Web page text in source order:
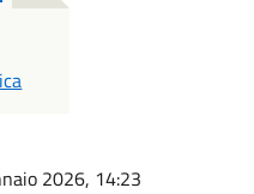
2026, 14:23